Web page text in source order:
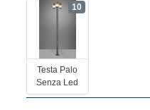
Testa Palo
Senza Led
10